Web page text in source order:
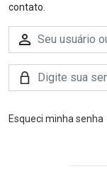
contato.
Esqueci minha senha